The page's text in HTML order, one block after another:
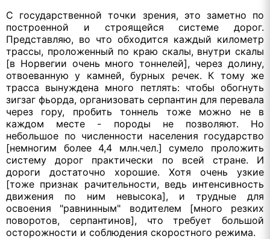
С государственной точки зрения, это заметно по
построенной и строящейся системе дорог.
Представляю, во что обходится каждый километр
трассы, проложенный по краю скалы, внутри скалы
[в Норвегии очень много тоннелей], через долину,
отвоеванную у камней, бурных речек. К тому же
трасса вынуждена много петлять: чтобы обогнуть
зигзаг фьорда, организовать серпантин для перевала
через гору, пробить тоннель тоже можно не в
каждом месте - породы не позволяют. Но
небольшое по численности населения государство
[немногим более 4,4 млн.чел.] сумело проложить
систему дорог практически по всей стране. И
дороги достаточно хорошие. Хотя очень узкие
[тоже признак рачительности, ведь интенсивность
движения по ним невысока], и трудные для
освоения "равнинным" водителем [много резких
поворотов, серпантинов], что требует большой
осторожности и соблюдения скоростного режима.